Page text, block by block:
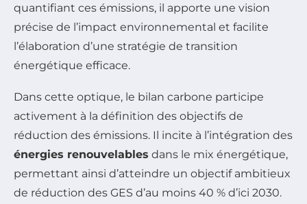
quantifiant ces émissions, il apporte une vision
précise de l’impact environnemental et facilite
l’élaboration d’une stratégie de transition
énergétique efficace.
Dans cette optique, le bilan carbone participe
activement à la définition des objectifs de
réduction des émissions. Il incite à l’intégration des
énergies renouvelables dans le mix énergétique,
permettant ainsi d’atteindre un objectif ambitieux
de réduction des GES d’au moins 40 % d’ici 2030.